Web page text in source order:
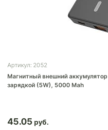
Артикул: 2052
Магнитный внешний
зарядкой (5W), 5000 Mah
45.05